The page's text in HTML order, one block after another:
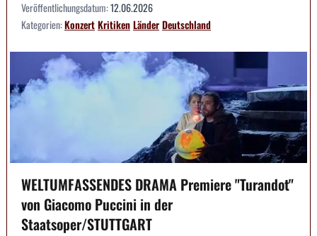
Veröffentlichungsdatum:12.06.2026
Kategorien:KonzertKritikenLänderDeutschland
WELTUMFASSENDES DRAMA Premiere "Turandot"
von Giacomo Puccini in der
Staatsoper/STUTTGART